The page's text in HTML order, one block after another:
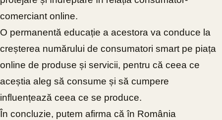
comerciant online.
O permanentă educație a acestora va conduce la
creșterea numărului de consumatori smart pe piața
online de produse și servicii, pentru că ceea ce
aceștia aleg să consume și să cumpere
influențează ceea ce se produce.
În concluzie, putem afirma că în România